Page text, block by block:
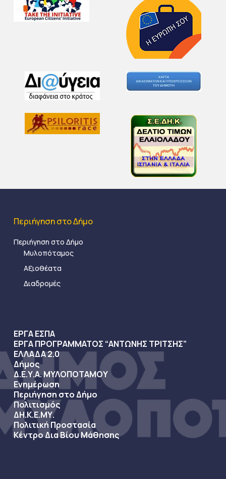
Περιήγηση στο Δήμο
Περιήγηση στο Δήμο
Μυλοπόταμος
Αξιοθέατα
Διαδρομές
ΕΡΓΑ ΕΣΠΑ
ΕΡΓΑ ΠΡΟΓΡΑΜΜΑΤΟΣ “ΑΝΤΩΝΗΣ ΤΡΙΤΣΗΣ”
ΕΛΛΑΔΑ 2.0
Δήμος
Δ.Ε.Υ.Α. ΜΥΛΟΠΟΤΑΜΟΥ
Ενημέρωση
Περιήγηση στο Δήμο
Πολιτισμός
ΔΗ.Κ.Ε.ΜΥ.
Πολιτική Προστασία
Κέντρο Δια Βίου Μάθησης